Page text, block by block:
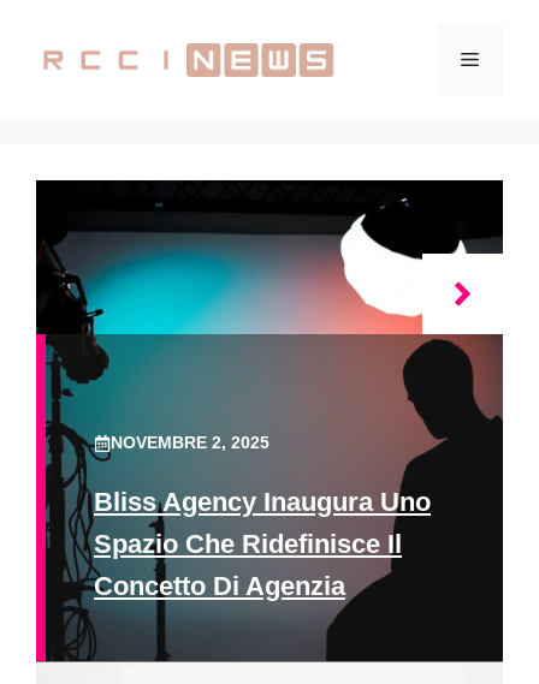
contenuto
Menu
NOVEMBRE 2, 2025
Bliss Agency Inaugura Uno
Spazio Che Ridefinisce Il
Concetto Di Agenzia